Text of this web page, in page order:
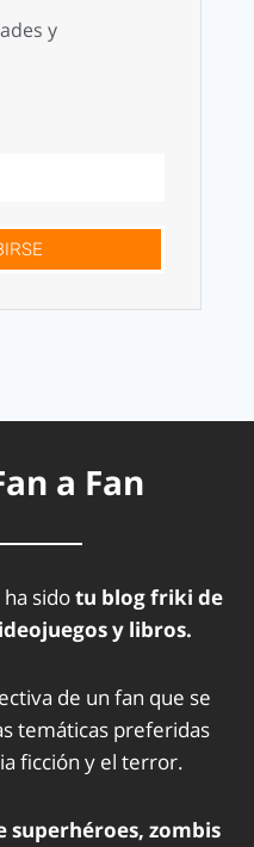
y
a Fan
ha sidotu blog friki de
y libros.
de un fan que se
temáticas preferidas
ficción y el terror.
superhéroes, zombis